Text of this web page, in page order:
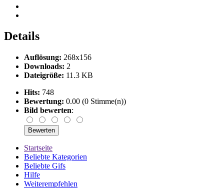
Details
Auflösung: 268x156
Downloads: 2
Dateigröße: 11.3 KB
Hits: 748
Bewertung: 0.00 (0 Stimme(n))
Bild bewerten:
Startseite
Beliebte Kategorien
Beliebte Gifs
Hilfe
Weiterempfehlen